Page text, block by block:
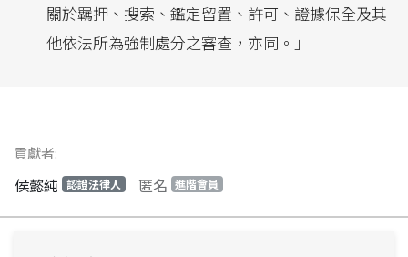
關於羈押、搜索、鑑定留置、許可、證據保全及其
他依法所為強制處分之審查，亦同。」
貢獻者:
侯懿純 認證法律人 匿名 進階會員